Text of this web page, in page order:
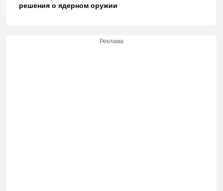
решения о ядерном оружии
Реклама